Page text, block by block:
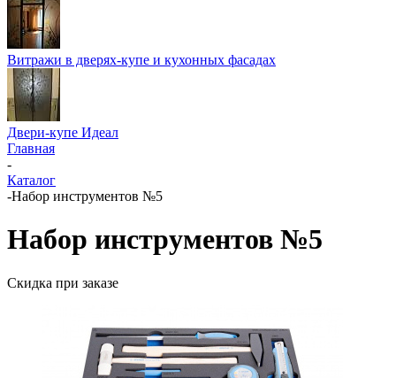
Витражи в дверях-купе и кухонных фасадах
Двери-купе Идеал
Главная
-
Каталог
-Набор инструментов №5
Набор инструментов №5
Скидка при заказе